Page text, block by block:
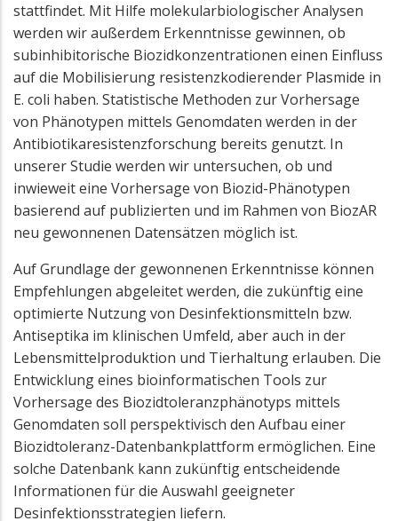
stattfindet. Mit Hilfe molekularbiologischer Analysen
werden wir außerdem Erkenntnisse gewinnen, ob
subinhibitorische Biozidkonzentrationen einen Einfluss
auf die Mobilisierung resistenzkodierender Plasmide in
E. coli haben. Statistische Methoden zur Vorhersage
von Phänotypen mittels Genomdaten werden in der
Antibiotikaresistenzforschung bereits genutzt. In
unserer Studie werden wir untersuchen, ob und
inwieweit eine Vorhersage von Biozid-Phänotypen
basierend auf publizierten und im Rahmen von BiozAR
neu gewonnenen Datensätzen möglich ist.
Auf Grundlage der gewonnenen Erkenntnisse können
Empfehlungen abgeleitet werden, die zukünftig eine
optimierte Nutzung von Desinfektionsmitteln bzw.
Antiseptika im klinischen Umfeld, aber auch in der
Lebensmittelproduktion und Tierhaltung erlauben. Die
Entwicklung eines bioinformatischen Tools zur
Vorhersage des Biozidtoleranzphänotyps mittels
Genomdaten soll perspektivisch den Aufbau einer
Biozidtoleranz-Datenbankplattform ermöglichen. Eine
solche Datenbank kann zukünftig entscheidende
Informationen für die Auswahl geeigneter
Desinfektionsstrategien liefern.